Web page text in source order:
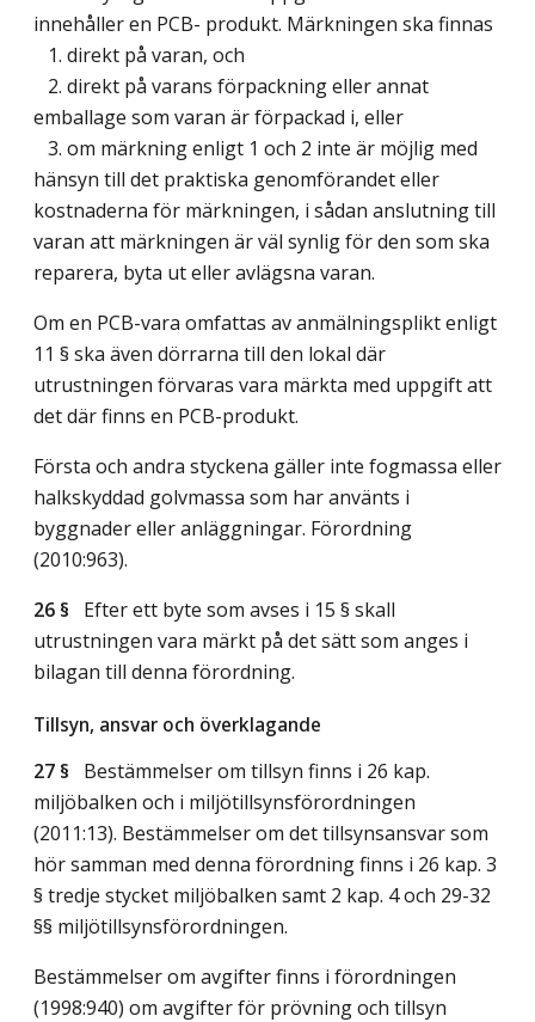
innehåller en PCB- produkt. Märkningen ska finnas
1. direkt på varan, och
2. direkt på varans förpackning eller annat
emballage som varan är förpackad i, eller
3. om märkning enligt 1 och 2 inte är möjlig med
hänsyn till det praktiska genomförandet eller
kostnaderna för märkningen, i sådan anslutning till
varan att märkningen är väl synlig för den som ska
reparera, byta ut eller avlägsna varan.
Om en PCB-vara omfattas av anmälningsplikt enligt
11 § ska även dörrarna till den lokal där
utrustningen förvaras vara märkta med uppgift att
det där finns en PCB-produkt.
Första och andra styckena gäller inte fogmassa eller
halkskyddad golvmassa som har använts i
byggnader eller anläggningar. Förordning
(2010:963).
26 § Efter ett byte som avses i 15 § skall
utrustningen vara märkt på det sätt som anges i
bilagan till denna förordning.
Tillsyn, ansvar och överklagande
27 § Bestämmelser om tillsyn finns i 26 kap.
miljöbalken och i miljötillsynsförordningen
(2011:13). Bestämmelser om det tillsynsansvar som
hör samman med denna förordning finns i 26 kap. 3
§ tredje stycket miljöbalken samt 2 kap. 4 och 29-32
§§ miljötillsynsförordningen.
Bestämmelser om avgifter finns i förordningen
(1998:940) om avgifter för prövning och tillsyn